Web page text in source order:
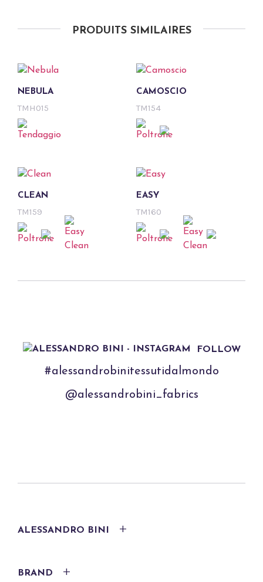
PRODUITS SIMILAIRES
NEBULA
TMH015
CAMOSCIO
TM154
CLEAN
TM159
EASY
TM160
FOLLOW
#alessandrobinitessutidalmondo
@alessandrobini_fabrics
ALESSANDRO BINI
BRAND